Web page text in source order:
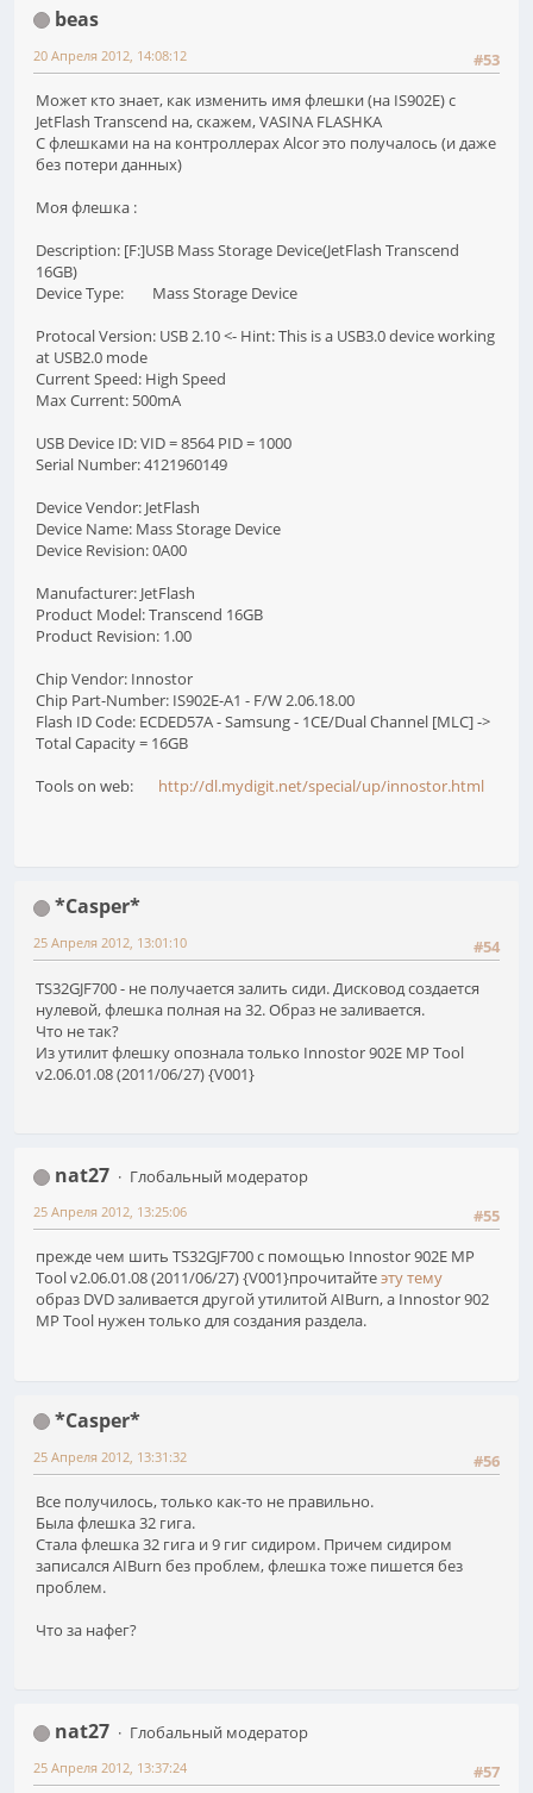
beas
#53
20 Апреля 2012, 14:08:12
Может кто знает, как изменить имя флешки (на IS902E) с
JetFlash Transcend на, скажем, VASINA FLASHKA
С флешками на на контроллерах Alcor это получалось (и даже
без потери данных)
Моя флешка :
Description: [F:]USB Mass Storage Device(JetFlash Transcend
16GB)
Device Type: Mass Storage Device
Protocal Version: USB 2.10 <- Hint: This is a USB3.0 device working
at USB2.0 mode
Current Speed: High Speed
Max Current: 500mA
USB Device ID: VID = 8564 PID = 1000
Serial Number: 4121960149
Device Vendor: JetFlash
Device Name: Mass Storage Device
Device Revision: 0A00
Manufacturer: JetFlash
Product Model: Transcend 16GB
Product Revision: 1.00
Chip Vendor: Innostor
Chip Part-Number: IS902E-A1 - F/W 2.06.18.00
Flash ID Code: ECDED57A - Samsung - 1CE/Dual Channel [MLC] ->
Total Capacity = 16GB
Tools on web: http://dl.mydigit.net/special/up/innostor.html
*Casper*
#54
25 Апреля 2012, 13:01:10
TS32GJF700 - не получается залить сиди. Дисковод создается
нулевой, флешка полная на 32. Образ не заливается.
Что не так?
Из утилит флешку опознала только Innostor 902E MP Tool
v2.06.01.08 (2011/06/27) {V001}
nat27
Глобальный модератор
#55
25 Апреля 2012, 13:25:06
прежде чем шить TS32GJF700 с помощью Innostor 902E MP
Tool v2.06.01.08 (2011/06/27) {V001}прочитайтеэту тему
образ DVD заливается другой утилитой AIBurn, а Innostor 902
MP Tool нужен только для создания раздела.
*Casper*
#56
25 Апреля 2012, 13:31:32
Все получилось, только как-то не правильно.
Была флешка 32 гига.
Стала флешка 32 гига и 9 гиг сидиром. Причем сидиром
записался AIBurn без проблем, флешка тоже пишется без
проблем.
Что за нафег?
nat27
Глобальный модератор
#57
25 Апреля 2012, 13:37:24